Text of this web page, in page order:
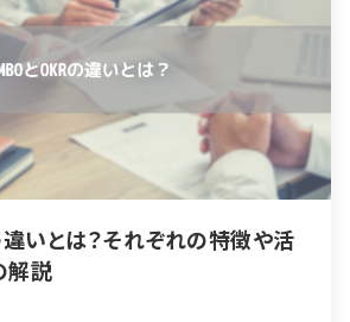
いとは？それぞれの特徴や活
解説